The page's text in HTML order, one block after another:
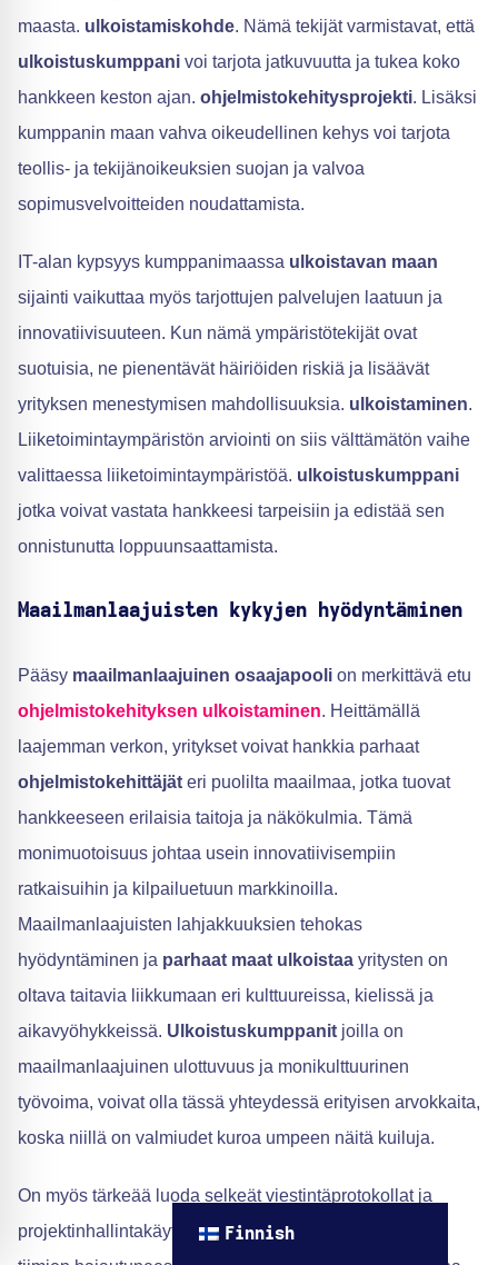
maasta. ulkoistamiskohde. Nämä tekijät varmistavat, että
ulkoistuskumppani voi tarjota jatkuvuutta ja tukea koko
hankkeen keston ajan. ohjelmistokehitysprojekti. Lisäksi
kumppanin maan vahva oikeudellinen kehys voi tarjota
teollis- ja tekijänoikeuksien suojan ja valvoa
sopimusvelvoitteiden noudattamista.
IT-alan kypsyys kumppanimaassa ulkoistavan maan
sijainti vaikuttaa myös tarjottujen palvelujen laatuun ja
innovatiivisuuteen. Kun nämä ympäristötekijät ovat
suotuisia, ne pienentävät häiriöiden riskiä ja lisäävät
yrityksen menestymisen mahdollisuuksia. ulkoistaminen.
Liiketoimintaympäristön arviointi on siis välttämätön vaihe
valittaessa liiketoimintaympäristöä. ulkoistuskumppani
jotka voivat vastata hankkeesi tarpeisiin ja edistää sen
onnistunutta loppuunsaattamista.
Maailmanlaajuisten kykyjen hyödyntäminen
Pääsy maailmanlaajuinen osaajapooli on merkittävä etu
ohjelmistokehityksen ulkoistaminen. Heittämällä
laajemman verkon, yritykset voivat hankkia parhaat
ohjelmistokehittäjät eri puolilta maailmaa, jotka tuovat
hankkeeseen erilaisia taitoja ja näkökulmia. Tämä
monimuotoisuus johtaa usein innovatiivisempiin
ratkaisuihin ja kilpailuetuun markkinoilla.
Maailmanlaajuisten lahjakkuuksien tehokas
hyödyntäminen ja parhaat maat ulkoistaa yritysten on
oltava taitavia liikkumaan eri kulttuureissa, kielissä ja
aikavyöhykkeissä. Ulkoistuskumppanit joilla on
maailmanlaajuinen ulottuvuus ja monikulttuurinen
työvoima, voivat olla tässä yhteydessä erityisen arvokkaita,
koska niillä on valmiudet kuroa umpeen näitä kuiluja.
On myös tärkeää luoda selkeät viestintäprotokollat ja
projektinhallintakäytännöt, jotka soveltuvat globaalien
Finnish